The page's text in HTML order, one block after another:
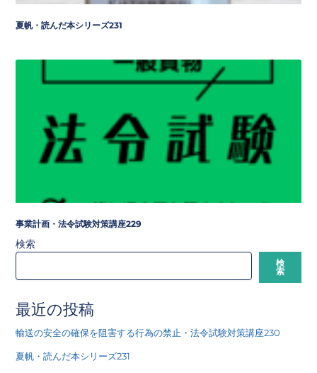
夏帆・読んだ本シリーズ231
事業計画・法令試験対策講座229
検索
検
索
最近の投稿
輸送の安全の確保を阻害する行為の禁止・法令試験対策講座230
夏帆・読んだ本シリーズ231